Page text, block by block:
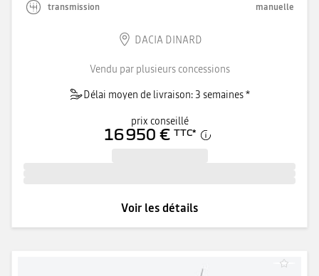
transmission manuelle
DACIA DINARD
Vendu par plusieurs concessions
Délai moyen de livraison: 3 semaines *
prix conseillé
16 950 € TTC*
Voir les détails